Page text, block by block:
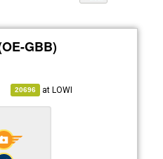
GBB)
20696 atLOWI